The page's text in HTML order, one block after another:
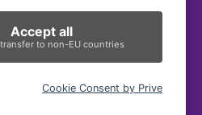
Accept all
to non-EU countries
Cookie Consent by Prive